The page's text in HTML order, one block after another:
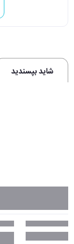
شاید بپسندید